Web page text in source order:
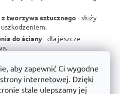
aby zapewnić Ci wygodne
internetowej. Dzięki
stale ulepszamy jej
tworzywa sztucznego - służy
do ściany- dla jeszcze
jakości i długoterminowej